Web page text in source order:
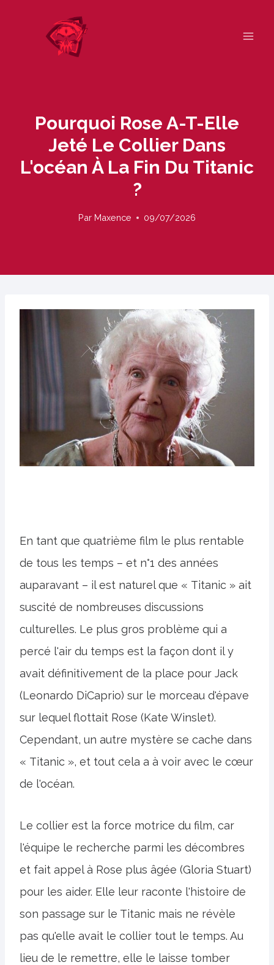
Pourquoi Rose A-T-Elle
Jeté Le Collier Dans
L'océan À La Fin Du Titanic
?
Par Maxence 09/07/2026
En tant que quatrième film le plus rentable
de tous les temps – et n°1 des années
auparavant – il est naturel que « Titanic » ait
suscité de nombreuses discussions
culturelles. Le plus gros problème qui a
percé l'air du temps est la façon dont il y
avait définitivement de la place pour Jack
(Leonardo DiCaprio) sur le morceau d'épave
sur lequel flottait Rose (Kate Winslet).
Cependant, un autre mystère se cache dans
« Titanic », et tout cela a à voir avec le cœur
de l'océan.
Le collier est la force motrice du film, car
l'équipe le recherche parmi les décombres
et fait appel à Rose plus âgée (Gloria Stuart)
pour les aider. Elle leur raconte l'histoire de
son passage sur le Titanic mais ne révèle
pas qu'elle avait le collier tout le temps. Au
lieu de le remettre, elle le laisse tomber